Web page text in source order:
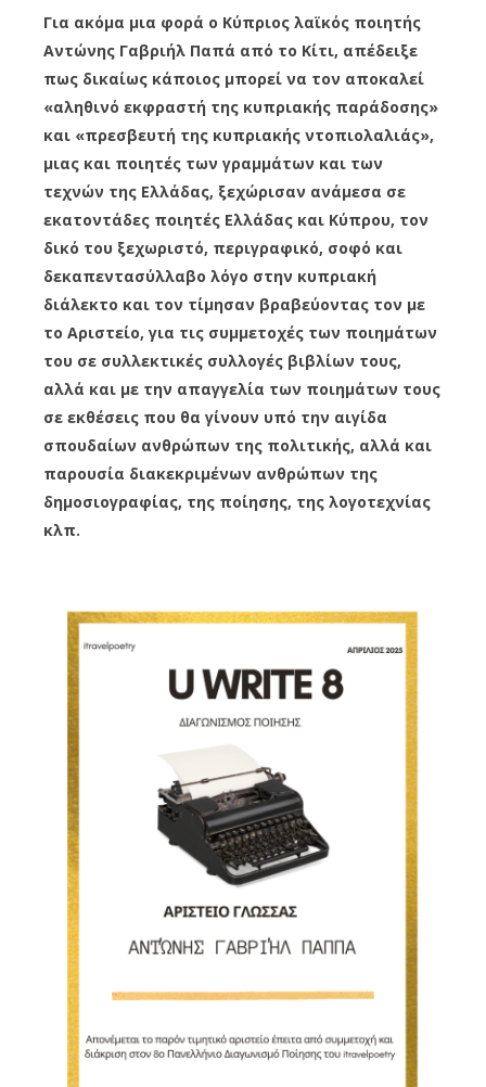
Για ακόμα μια φορά ο Κύπριος λαϊκός ποιητής
Αντώνης Γαβριήλ Παπά από το Κίτι, απέδειξε
πως δικαίως κάποιος μπορεί να τον αποκαλεί
«αληθινό εκφραστή της κυπριακής παράδοσης»
και «πρεσβευτή της κυπριακής ντοπιολαλιάς»,
μιας και ποιητές των γραμμάτων και των
τεχνών της Ελλάδας, ξεχώρισαν ανάμεσα σε
εκατοντάδες ποιητές Ελλάδας και Κύπρου, τον
δικό του ξεχωριστό, περιγραφικό, σοφό και
δεκαπεντασύλλαβο λόγο στην κυπριακή
διάλεκτο και τον τίμησαν βραβεύοντας τον με
το Αριστείο, για τις συμμετοχές των ποιημάτων
του σε συλλεκτικές συλλογές βιβλίων τους,
αλλά και με την απαγγελία των ποιημάτων τους
σε εκθέσεις που θα γίνουν υπό την αιγίδα
σπουδαίων ανθρώπων της πολιτικής, αλλά και
παρουσία διακεκριμένων ανθρώπων της
δημοσιογραφίας, της ποίησης, της λογοτεχνίας
κλπ.